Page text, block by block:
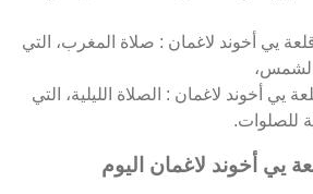
يي أخوند لاغمان : صلاة المغرب، التي
الشمس،
يي أخوند لاغمان : الصلاة الليلية، التي
للصلوات.
يي أخوند لاغمان اليوم